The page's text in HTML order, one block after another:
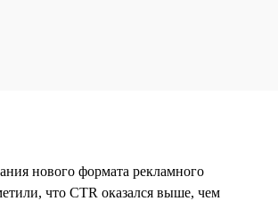
нового формата рекламного
что CTR оказался выше, чем